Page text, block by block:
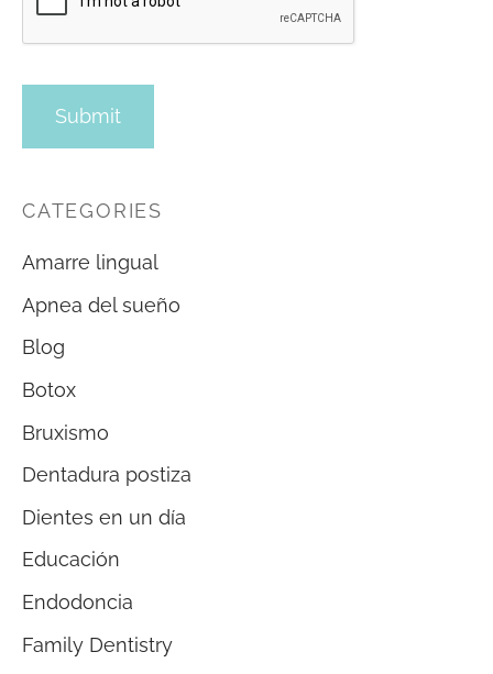
CATEGORIES
Amarre lingual
Apnea del sueño
Blog
Botox
Bruxismo
Dentadura postiza
Dientes en un día
Educación
Endodoncia
Family Dentistry